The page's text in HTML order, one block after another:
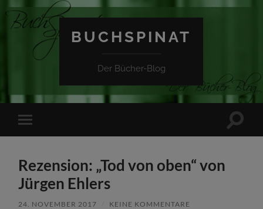
BUCHSPINAT
Der Bücher-Blog
Mobile-
Menü
Rezension: „Tod von oben“ von
Jürgen Ehlers
24. NOVEMBER 2017 KEINE KOMMENTARE